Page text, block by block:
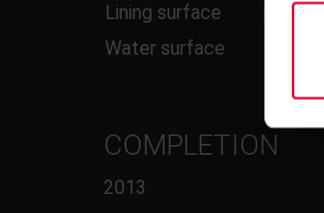
Lining surface
515 m²
Water surface
COMPLETION
2013